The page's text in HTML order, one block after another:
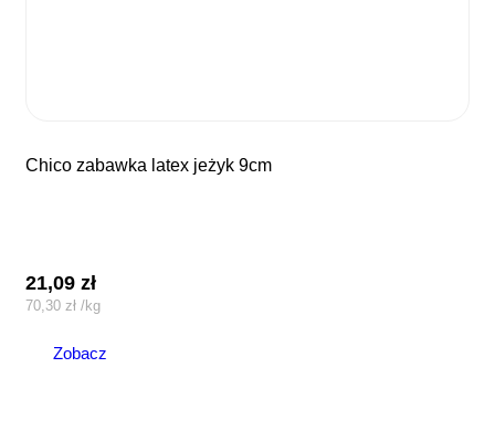
chico zabawka latex jeżyk 9cm
21,09zł
70,30zł /kg
Zobacz